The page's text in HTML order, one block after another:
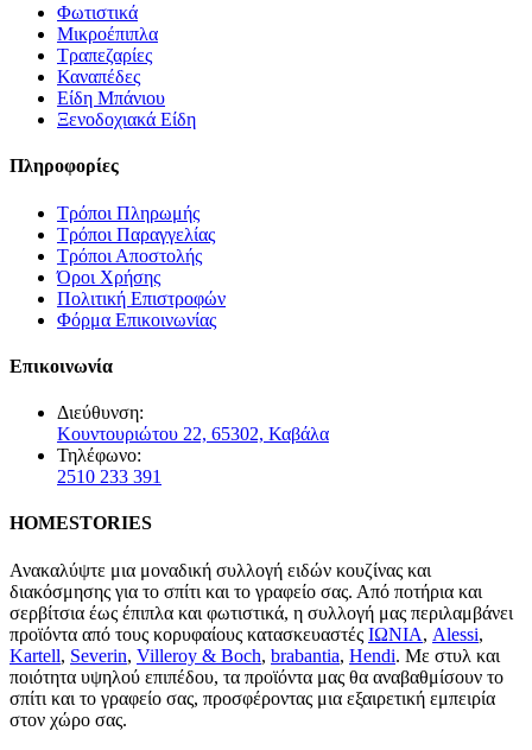
Φωτιστικά
Μικροέπιπλα
Τραπεζαρίες
Καναπέδες
Είδη Μπάνιου
Ξενοδοχιακά Είδη
Πληροφορίες
Τρόποι Πληρωμής
Τρόποι Παραγγελίας
Τρόποι Αποστολής
Όροι Χρήσης
Πολιτική Επιστροφών
Φόρμα Επικοινωνίας
Επικοινωνία
Διεύθυνση:
Κουντουριώτου 22, 65302, Καβάλα
Τηλέφωνο:
2510 233 391
HOMESTORIES
Ανακαλύψτε μια μοναδική συλλογή ειδών κουζίνας και
διακόσμησης για το σπίτι και το γραφείο σας. Από ποτήρια και
σερβίτσια έως έπιπλα και φωτιστικά, η συλλογή μας περιλαμβάνει
προϊόντα από τους κορυφαίους κατασκευαστές ΙΩΝΙΑ, Alessi,
Kartell, Severin, Villeroy & Boch, brabantia, Hendi. Με στυλ και
ποιότητα υψηλού επιπέδου, τα προϊόντα μας θα αναβαθμίσουν το
σπίτι και το γραφείο σας, προσφέροντας μια εξαιρετική εμπειρία
στον χώρο σας.